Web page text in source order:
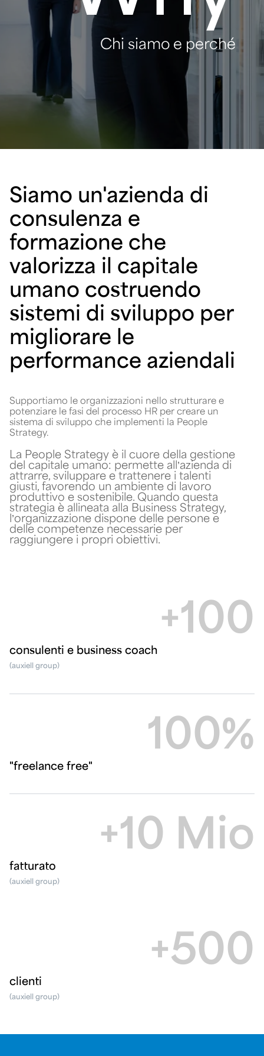
Chi siamo e perché
Siamo un'azienda di
consulenza e
formazione che
valorizza il capitale
umano costruendo
sistemi di sviluppo per
migliorare le
performance aziendali
Supportiamo le organizzazioni nello strutturare e
potenziare le fasi del processo HR per creare un
sistema di sviluppo che implementi la People
Strategy.
La People Strategy è il cuore della gestione
del capitale umano: permette all’azienda di
attrarre, sviluppare e trattenere i talenti
giusti, favorendo un ambiente di lavoro
produttivo e sostenibile. Quando questa
strategia è allineata alla Business Strategy,
l’organizzazione dispone delle persone e
delle competenze necessarie per
raggiungere i propri obiettivi.
+100
consulenti e business coach
(auxiell group)
100%
"freelance free"
+10 Mio
fatturato
(auxiell group)
+500
clienti
(auxiell group)